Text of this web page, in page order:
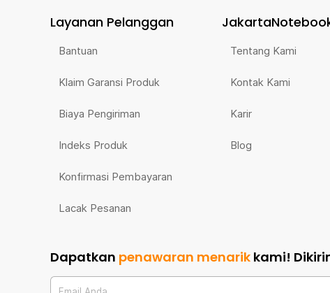
Layanan Pelanggan
Bantuan
Klaim Garansi Produk
Biaya Pengiriman
Indeks Produk
Konfirmasi Pembayaran
Lacak Pesanan
Tentang Kami
Kontak Kami
Karir
Blog
Dapatkan penawaran menarik kami!